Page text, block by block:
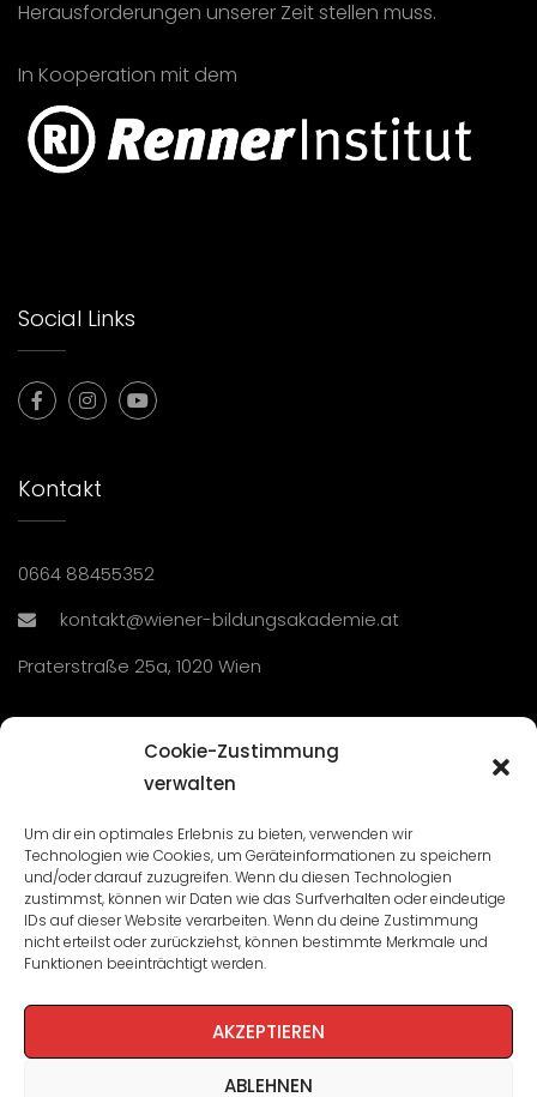
Cookie-Zustimmung
verwalten
Um dir ein optimales Erlebnis zu bieten, verwenden wir
Technologien wie Cookies, um Geräteinformationen zu speichern
und/oder darauf zuzugreifen. Wenn du diesen Technologien
zustimmst, können wir Daten wie das Surfverhalten oder eindeutige
IDs auf dieser Website verarbeiten. Wenn du deine Zustimmung
nicht erteilst oder zurückziehst, können bestimmte Merkmale und
Funktionen beeinträchtigt werden.
AKZEPTIEREN
ABLEHNEN
Herausforderungen unserer Zeit stellen muss.
In Kooperation mit dem
Social Links
Kontakt
0664 88455352
kontakt@wiener-bildungsakademie.at
Praterstraße 25a, 1020 Wien
Seminare und Veranstaltungen
Lehrgänge
WBA: Direktion und Team
Impressum/Datenschutz
Cookie-Richtlinie